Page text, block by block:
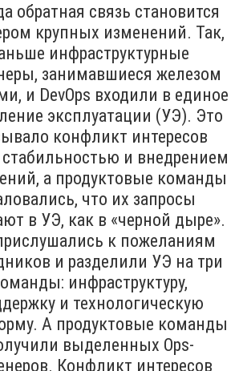
обратная связь становится
крупных изменений. Так,
инфраструктурные
занимавшиеся железом
и DevOps входили в единое
эксплуатации (УЭ). Это
конфликт интересов
и внедрением
а продуктовые команды
что их запросы
в УЭ, как в «черной дыре».
к пожеланиям
и разделили УЭ на три
инфраструктуру,
и технологическую
А продуктовые команды
выделенных Ops-
Конфликт интересов